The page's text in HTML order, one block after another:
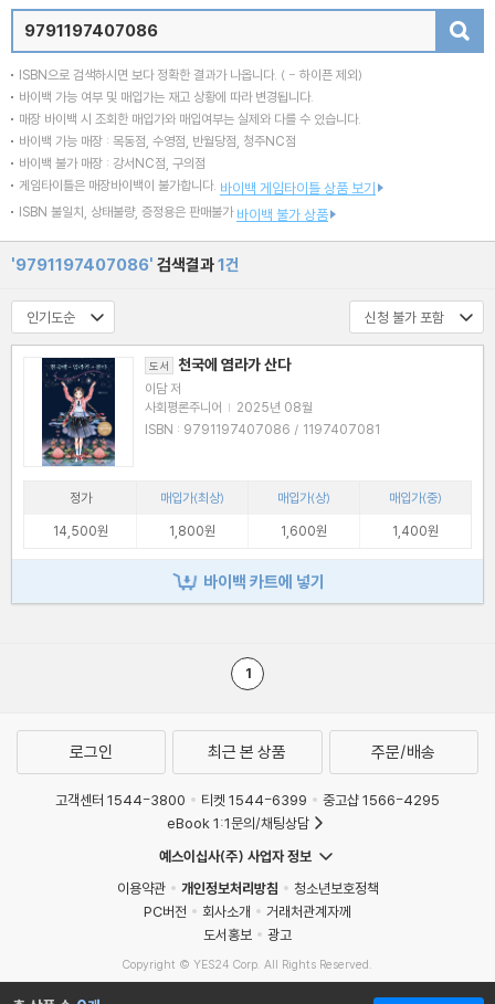
ISBN으로 검색하시면 보다 정확한 결과가 나옵니다. ( - 하이픈 제외)
바이백 가능 여부 및 매입가는 재고 상황에 따라 변경됩니다.
매장 바이백 시 조회한 매입가와 매입여부는 실제와 다를 수 있습니다.
바이백 가능 매장 : 목동점, 수영점, 반월당점, 청주NC점
바이백 불가 매장 : 강서NC점, 구의점
게임타이틀은 매장바이백이 불가합니다. 바이백 게임타이틀 상품 보기
ISBN 불일치, 상태불량, 증정용은 판매불가 바이백 불가 상품
'9791197407086' 검색결과1건
도서 천국에 염라가 산다
이담 저
사회평론주니어 | 2025년 08월
ISBN : 9791197407086 / 1197407081
정가 매입가(최상) 매입가(상)
매입가(중)
14,500원
1,800원 1,600원 1,400원
바이백 카트에 넣기
1
로그인 최근 본 상품 주문/배송
고객센터 1544-3800 티켓 1544-6399
중고샵 1566-4295
eBook 1:1문의/채팅상담
예스이십사(주) 사업자 정보
이용약관
개인정보처리방침
청소년보호정책
PC버전
회사소개
거래처관계자께
도서홍보
광고
Copyright © YES24 Corp. All Rights Reserved.
MATOM8